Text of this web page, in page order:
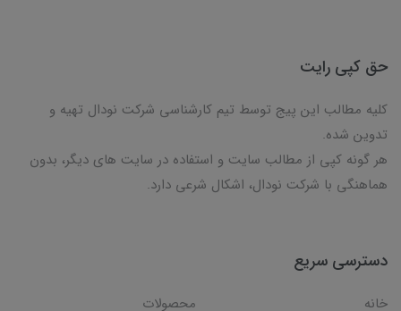
حق کپی رایت
کلیه مطالب این پیج توسط تیم کارشناسی شرکت نودال تهیه و
تدوین شده.
هر گونه کپی از مطالب سایت و استفاده در سایت های دیگر، بدون
هماهنگی با شرکت نودال، اشکال شرعی دارد.
دسترسی سریع
خانه
محصولات